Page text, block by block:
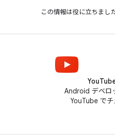
この情報は役に立ちまし
Android デベロ
YouTube でチ